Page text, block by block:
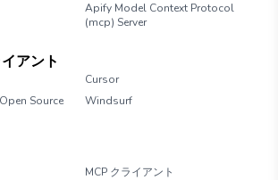
Apify Model Context Protocol
(mcp) Server
アント
Cursor
Source
Windsurf
MCP クライアント